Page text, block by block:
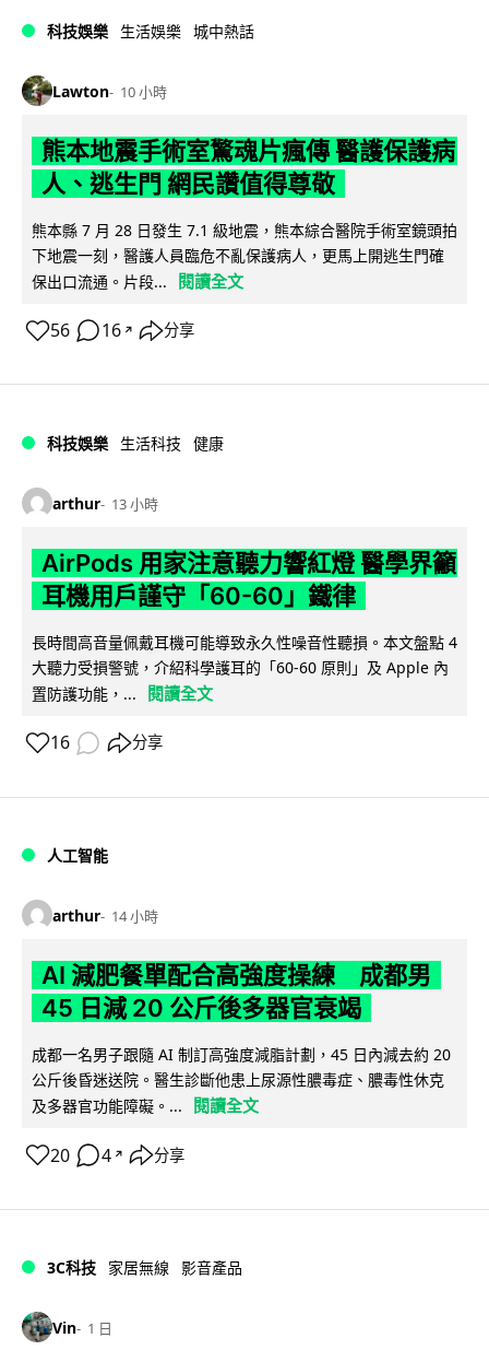
科技娛樂 生活娛樂 城中熱話
Lawton 10 小時
熊本地震手術室驚魂片瘋傳 醫護保護病
人、逃生門 網民讚值得尊敬
熊本縣 7 月 28 日發生 7.1 級地震，熊本綜合醫院手術室鏡頭拍
下地震一刻，醫護人員臨危不亂保護病人，更馬上開逃生門確
保出口流通。片段...
閱讀全文
56 16 ↗ 分享
科技娛樂 生活科技 健康
arthur 13 小時
AirPods 用家注意聽力響紅燈 醫學界籲
耳機用戶謹守「60-60」鐵律
長時間高音量佩戴耳機可能導致永久性噪音性聽損。本文盤點 4
大聽力受損警號，介紹科學護耳的「60-60 原則」及 Apple 內
置防護功能，...
閱讀全文
16 分享
人工智能
arthur 14 小時
AI 減肥餐單配合高強度操練 成都男
45 日減 20 公斤後多器官衰竭
成都一名男子跟隨 AI 制訂高強度減脂計劃，45 日內減去約 20
公斤後昏迷送院。醫生診斷他患上尿源性膿毒症、膿毒性休克
及多器官功能障礙。...
閱讀全文
20 4 ↗ 分享
3C科技 家居無線 影音產品
Vin 1 日